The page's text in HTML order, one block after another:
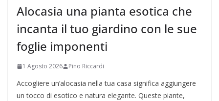
Alocasia una pianta esotica che
incanta il tuo giardino con le sue
foglie imponenti
1 Agosto 2026 Pino Riccardi
Accogliere un’alocasia nella tua casa significa aggiungere
un tocco di esotico e natura elegante. Queste piante,